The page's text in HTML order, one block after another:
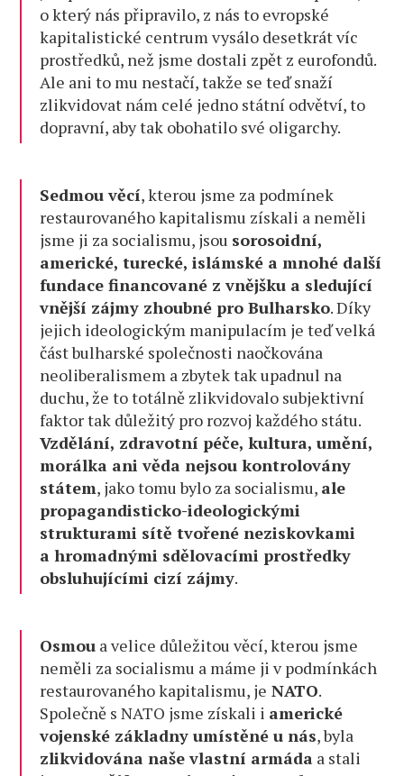
o který nás připravilo, z nás to evropské
kapitalistické centrum vysálo desetkrát víc
prostředků, než jsme dostali zpět z eurofondů.
Ale ani to mu nestačí, takže se teď snaží
zlikvidovat nám celé jedno státní odvětví, to
dopravní, aby tak obohatilo své oligarchy.
Sedmou věcí, kterou jsme za podmínek
restaurovaného kapitalismu získali a neměli
jsme ji za socialismu, jsou sorosoidní,
americké, turecké, islámské a mnohé další
fundace financované z vnějšku a sledující
vnější zájmy zhoubné pro Bulharsko. Díky
jejich ideologickým manipulacím je teď velká
část bulharské společnosti naočkována
neoliberalismem a zbytek tak upadnul na
duchu, že to totálně zlikvidovalo subjektivní
faktor tak důležitý pro rozvoj každého státu.
Vzdělání, zdravotní péče, kultura, umění,
morálka ani věda nejsou kontrolovány
státem, jako tomu bylo za socialismu, ale
propagandisticko-ideologickými
strukturami sítě tvořené neziskovkami
a hromadnými sdělovacími prostředky
obsluhujícími cizí zájmy.
Osmou a velice důležitou věcí, kterou jsme
neměli za socialismu a máme ji v podmínkách
restaurovaného kapitalismu, je NATO.
Společně s NATO jsme získali i americké
vojenské základny umístěné u nás, byla
zlikvidována naše vlastní armáda a stali